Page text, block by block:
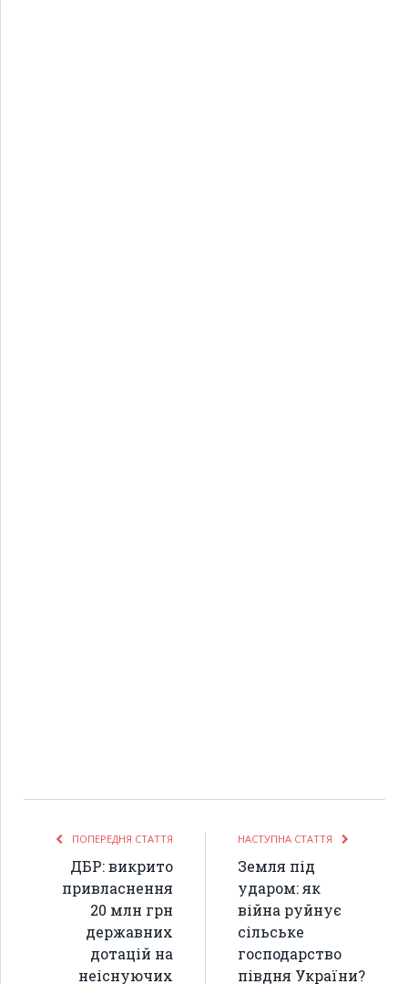
ПОПЕРЕДНЯ СТАТТЯ
ДБР: викрито
привласнення
20 млн грн
державних
дотацій на
неіснуючих
НАСТУПНА СТАТТЯ
Земля під
ударом: як
війна руйнує
сільське
господарство
півдня України?